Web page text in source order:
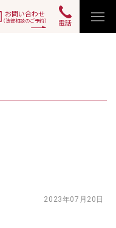
お問い合わせ
（法律相談のご予約） 電話
2023年07月20日